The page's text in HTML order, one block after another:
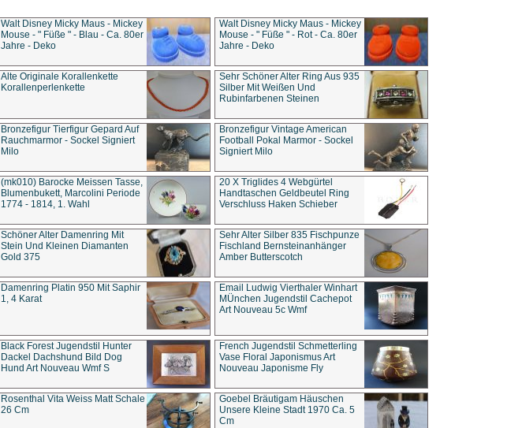
Walt Disney Micky Maus - Mickey
Mouse - " Füße " - Blau - Ca. 80er
Jahre - Deko
Walt Disney Micky Maus - Mickey
Mouse - " Füße " - Rot - Ca. 80er
Jahre - Deko
Alte Originale Korallenkette
Korallenperlenkette
Sehr Schöner Alter Ring Aus 935
Silber Mit Weißen Und
Rubinfarbenen Steinen
Bronzefigur Tierfigur Gepard Auf
Rauchmarmor - Sockel Signiert
Milo
Bronzefigur Vintage American
Football Pokal Marmor - Sockel
Signiert Milo
(mk010) Barocke Meissen Tasse,
Blumenbukett, Marcolini Periode
1774 - 1814, 1. Wahl
20 X Triglides 4 Webgürtel
Handtaschen Geldbeutel Ring
Verschluss Haken Schieber
Schöner Alter Damenring Mit
Stein Und Kleinen Diamanten
Gold 375
Sehr Alter Silber 835 Fischpunze
Fischland Bernsteinanhänger
Amber Butterscotch
Damenring Platin 950 Mit Saphir
1, 4 Karat
Email Ludwig Vierthaler Winhart
MÜnchen Jugendstil Cachepot
Art Nouveau 5c Wmf
Black Forest Jugendstil Hunter
Dackel Dachshund Bild Dog
Hund Art Nouveau Wmf S
French Jugendstil Schmetterling
Vase Floral Japonismus Art
Nouveau Japonisme Fly
Rosenthal Vita Weiss Matt Schale
26 Cm
Goebel Bräutigam Häuschen
Unsere Kleine Stadt 1970 Ca. 5
Cm